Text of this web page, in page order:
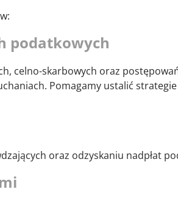
podatkowych
celno-skarbowych oraz
Pomagamy ustalić strategie
oraz odzyskaniu nadpłat